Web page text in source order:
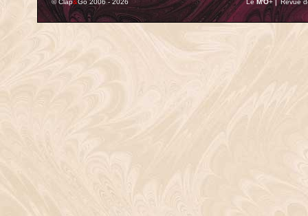
© Clap&Go 2006 - 2026 Le M'O+ ⎢ Revue